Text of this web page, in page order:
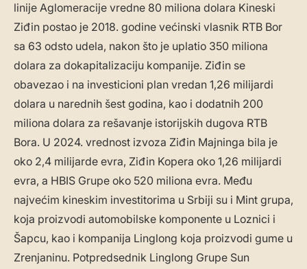
linije Aglomeracije vredne 80 miliona dolara Kineski
Ziđin postao je 2018. godine većinski vlasnik RTB Bor
sa 63 odsto udela, nakon što je uplatio 350 miliona
dolara za dokapitalizaciju kompanije. Ziđin se
obavezao i na investicioni plan vredan 1,26 milijardi
dolara u narednih šest godina, kao i dodatnih 200
miliona dolara za rešavanje istorijskih dugova RTB
Bora. U 2024. vrednost izvoza Ziđin Majninga bila je
oko 2,4 milijarde evra, Ziđin Kopera oko 1,26 milijardi
evra, a HBIS Grupe oko 520 miliona evra. Među
najvećim kineskim investitorima u Srbiji su i Mint grupa,
koja proizvodi automobilske komponente u Loznici i
Šapcu, kao i kompanija Linglong koja proizvodi gume u
Zrenjaninu. Potpredsednik Linglong Grupe Sun